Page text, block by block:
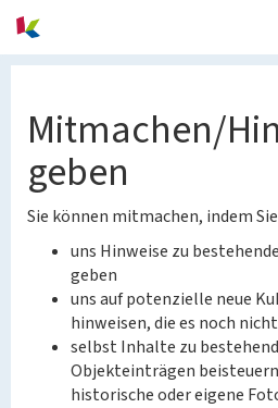
Mitmachen/
geben
Sie können mitmachen, indem Sie
uns Hinweise zu
geben
uns auf potenzielle neue
hinweisen, die es noch
selbst Inhalte zu
Objekteinträgen
historische oder eigene